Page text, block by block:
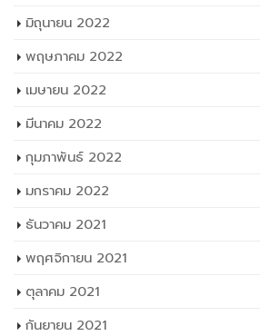
มิถุนายน 2022
พฤษภาคม 2022
เมษายน 2022
มีนาคม 2022
กุมภาพันธ์ 2022
มกราคม 2022
ธันวาคม 2021
พฤศจิกายน 2021
ตุลาคม 2021
กันยายน 2021